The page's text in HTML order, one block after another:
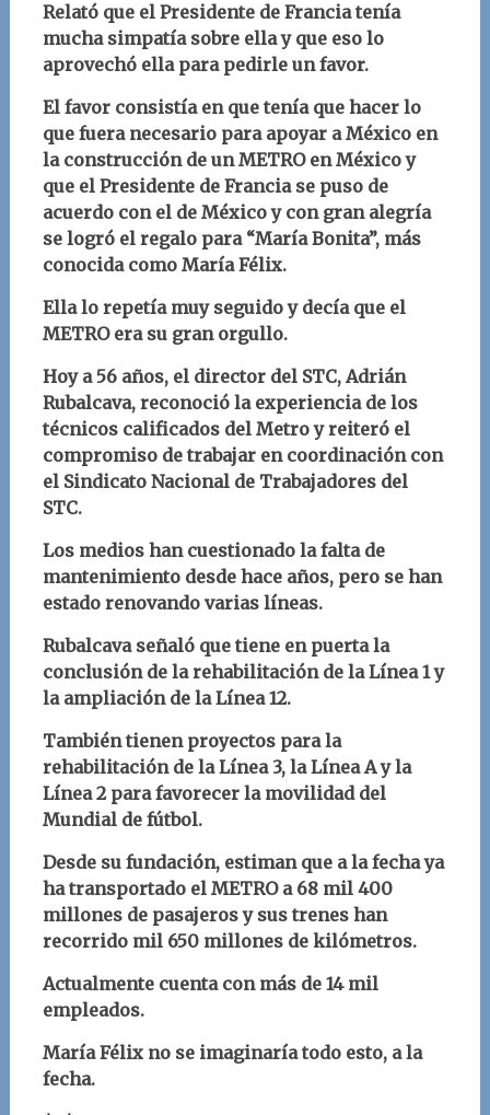
Relató que el Presidente de Francia tenía
mucha simpatía sobre ella y que eso lo
aprovechó ella para pedirle un favor.
El favor consistía en que tenía que hacer lo
que fuera necesario para apoyar a México en
la construcción de un METRO en México y
que el Presidente de Francia se puso de
acuerdo con el de México y con gran alegría
se logró el regalo para “María Bonita”, más
conocida como María Félix.
Ella lo repetía muy seguido y decía que el
METRO era su gran orgullo.
Hoy a 56 años, el director del STC, Adrián
Rubalcava, reconoció la experiencia de los
técnicos calificados del Metro y reiteró el
compromiso de trabajar en coordinación con
el Sindicato Nacional de Trabajadores del
STC.
Los medios han cuestionado la falta de
mantenimiento desde hace años, pero se han
estado renovando varias líneas.
Rubalcava señaló quetiene en puerta la
conclusión de la rehabilitación de la Línea 1 y
la ampliación de la Línea 12.
También tienen proyectos para la
rehabilitación de la Línea 3, la Línea A y la
Línea 2 para favorecer la movilidad del
Mundial de fútbol.
Desde su fundación, estiman que a la fecha ya
ha transportado el METRO a 68 mil 400
millones de pasajeros y sustrenes han
recorrido mil 650 millones de kilómetros.
Actualmente cuenta con más de 14 mil
empleados.
María Félix no se imaginaría todo esto, a la
fecha.